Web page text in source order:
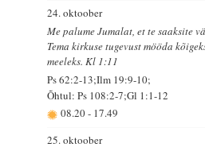
24. oktoober
Me palume Jumalat, et te saaksite
Tema kirkuse tugevust mööda
meeleks. Kl 1:11
Ps 62:2-13;Ilm 19:9-10;
Õhtul: Ps 108:2-7;Gl 1:1-12
08.20- 17.49
25. oktoober